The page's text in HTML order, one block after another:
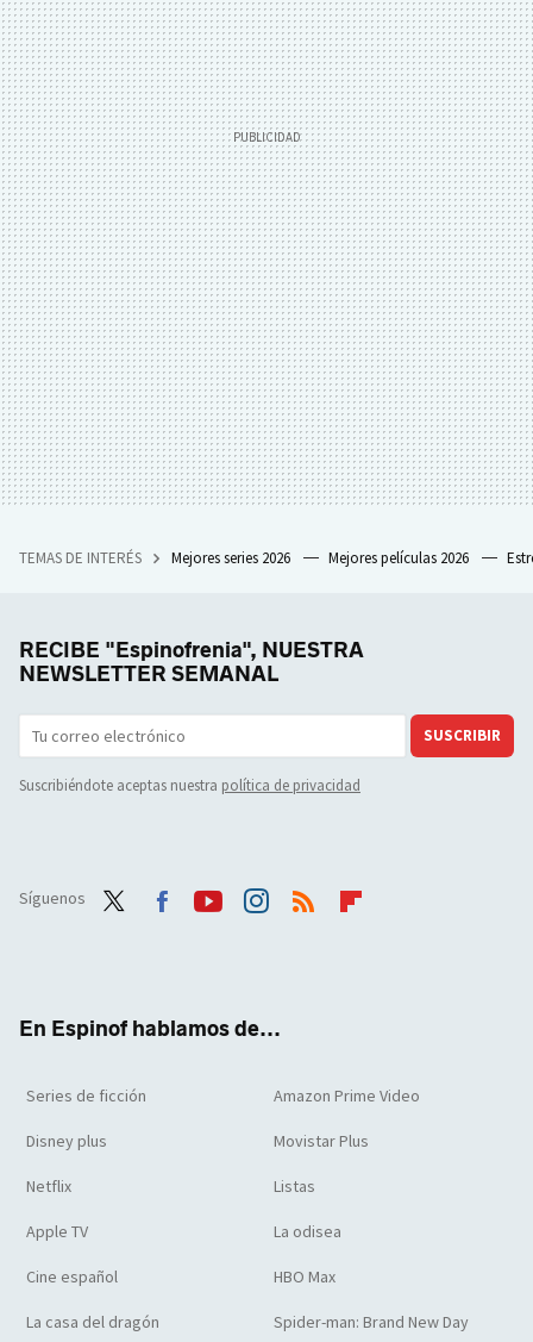
TEMAS DE INTERÉS Mejores series 2026 Mejores películas 2026
RECIBE "Espinofrenia", NUESTRA
NEWSLETTER SEMANAL
SUSCRIBIR
Suscribiéndote aceptas nuestra política de privacidad
Síguenos
En Espinof hablamos de...
Series de ficción Amazon Prime Video
Disney plus Movistar Plus
Netflix Listas
Apple TV La odisea
Cine español HBO Max
La casa del dragón Spider-man: Brand New Day